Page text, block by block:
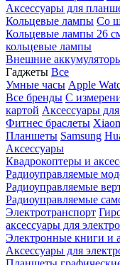
Аксессуары для
Кольцевые лампы Со
Кольцевые лампы 26
кольцевые лампы
Внешние
Гаджеты Все
Умные часы Apple
Все бренды C
картой Аксессуары
Фитнес браслеты
Планшеты Samsung
Аксессуары
Квадрокоптеры и
Радиоуправляемые
Радиоуправляемые
Радиоуправляемые
Электротранспорт
аксессуары для
Электронные книги и
Аксессуары для